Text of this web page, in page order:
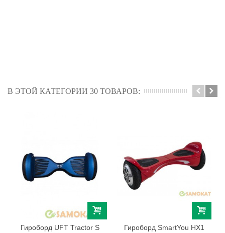
В ЭТОЙ КАТЕГОРИИ 30 ТОВАРОВ:
Гироборд UFT Tractor S
Гироборд SmartYou HХ1